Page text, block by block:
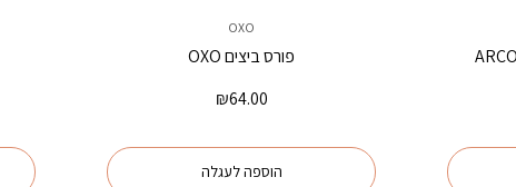
₪119.00.
OXO
פורס ביצים OXO
₪64.00
הוספה לעגלה